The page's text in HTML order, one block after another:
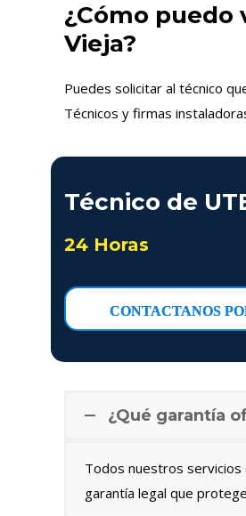
¿Cómo puedo
Vieja?
Puedes solicitar al técnico
Técnicos y firmas
Técnico de
24 Horas
CONTACTANOS
¿Qué garantía
Todos nuestros servicios
garantía legal que